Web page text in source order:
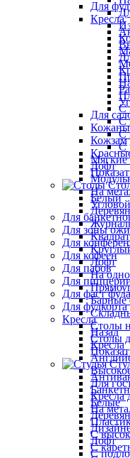
Для
Кресла
С
С
С
С
Мягкие
Белый
Лофт
На
Барные
Столы
Столы
Белые
Лофт
С
Для
Кожзам
Лофт
На
Угловой
Для
Для зоны
Для
Для кофеен
Для пабов
Для
Для фаст фуда
Для фудкорта
Кресла
Назад
Кресла
Для
Кресла
На
С
С